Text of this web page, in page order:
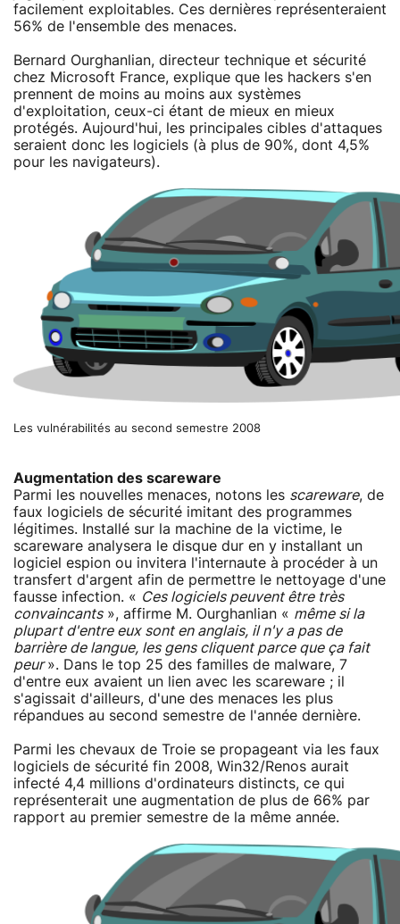
facilement exploitables. Ces dernières représenteraient
56% de l'ensemble des menaces.
Bernard Ourghanlian, directeur technique et sécurité
chez Microsoft France, explique que les hackers s'en
prennent de moins au moins aux systèmes
d'exploitation, ceux-ci étant de mieux en mieux
protégés. Aujourd'hui, les principales cibles d'attaques
seraient donc les logiciels (à plus de 90%, dont 4,5%
pour les navigateurs).
Les vulnérabilités au second semestre 2008
Augmentation des scareware
Parmi les nouvelles menaces, notons les scareware, de
faux logiciels de sécurité imitant des programmes
légitimes. Installé sur la machine de la victime, le
scareware analysera le disque dur en y installant un
logiciel espion ou invitera l'internaute à procéder à un
transfert d'argent afin de permettre le nettoyage d'une
fausse infection. « Ces logiciels peuvent être très
convaincants», affirme M. Ourghanlian « même si la
plupart d'entre eux sont en anglais, il n'y a pas de
barrière de langue, les gens cliquent parce que ça fait
peur». Dans le top 25 des familles de malware, 7
d'entre eux avaient un lien avec les scareware ; il
s'agissait d'ailleurs, d'une des menaces les plus
répandues au second semestre de l'année dernière.
Parmi les chevaux de Troie se propageant via les faux
logiciels de sécurité fin 2008, Win32/Renos aurait
infecté 4,4 millions d'ordinateurs distincts, ce qui
représenterait une augmentation de plus de 66% par
rapport au premier semestre de la même année.